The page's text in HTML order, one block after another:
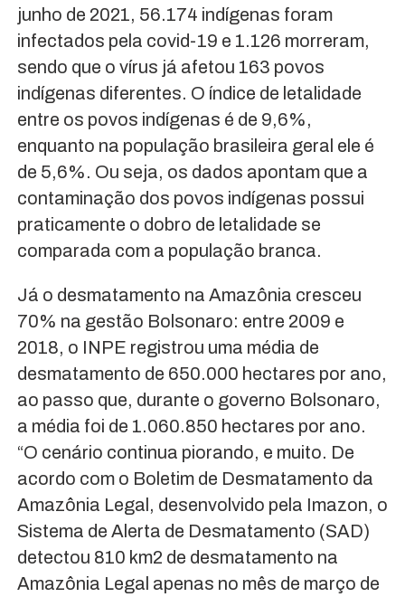
junho de 2021, 56.174 indígenas foram
infectados pela covid-19 e 1.126 morreram,
sendo que o vírus já afetou 163 povos
indígenas diferentes. O índice de letalidade
entre os povos indígenas é de 9,6%,
enquanto na população brasileira geral ele é
de 5,6%. Ou seja, os dados apontam que a
contaminação dos povos indígenas possui
praticamente o dobro de letalidade se
comparada com a população branca.
Já o desmatamento na Amazônia cresceu
70% na gestão Bolsonaro: entre 2009 e
2018, o INPE registrou uma média de
desmatamento de 650.000 hectares por ano,
ao passo que, durante o governo Bolsonaro,
a média foi de 1.060.850 hectares por ano.
“O cenário continua piorando, e muito. De
acordo com o Boletim de Desmatamento da
Amazônia Legal, desenvolvido pela Imazon, o
Sistema de Alerta de Desmatamento (SAD)
detectou 810 km2 de desmatamento na
Amazônia Legal apenas no mês de março de